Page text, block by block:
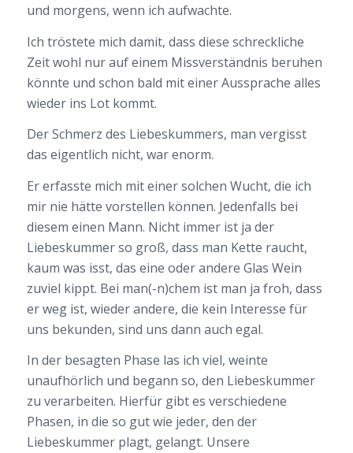
und morgens, wenn ich aufwachte.
Ich tröstete mich damit, dass diese schreckliche
Zeit wohl nur auf einem Missverständnis beruhen
könnte und schon bald mit einer Aussprache alles
wieder ins Lot kommt.
Der Schmerz des Liebeskummers, man vergisst
das eigentlich nicht, war enorm.
Er erfasste mich mit einer solchen Wucht, die ich
mir nie hätte vorstellen können. Jedenfalls bei
diesem einen Mann. Nicht immer ist ja der
Liebeskummer so groß, dass man Kette raucht,
kaum was isst, das eine oder andere Glas Wein
zuviel kippt. Bei man(-n)chem ist man ja froh, dass
er weg ist, wieder andere, die kein Interesse für
uns bekunden, sind uns dann auch egal.
In der besagten Phase las ich viel, weinte
unaufhörlich und begann so, den Liebeskummer
zu verarbeiten. Hierfür gibt es verschiedene
Phasen, in die so gut wie jeder, den der
Liebeskummer plagt, gelangt. Unsere